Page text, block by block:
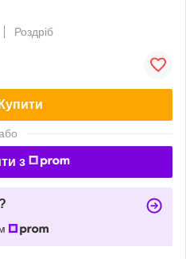
Роздріб
Купити
з